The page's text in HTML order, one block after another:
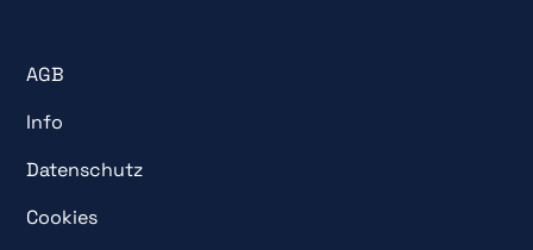
AGB
Info
Datenschutz
Cookies